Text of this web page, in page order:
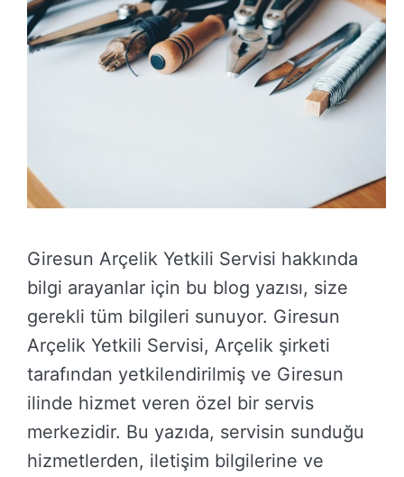
Giresun Arçelik Yetkili Servisi hakkında
bilgi arayanlar için bu blog yazısı, size
gerekli tüm bilgileri sunuyor. Giresun
Arçelik Yetkili Servisi, Arçelik şirketi
tarafından yetkilendirilmiş ve Giresun
ilinde hizmet veren özel bir servis
merkezidir. Bu yazıda, servisin sunduğu
hizmetlerden, iletişim bilgilerine ve